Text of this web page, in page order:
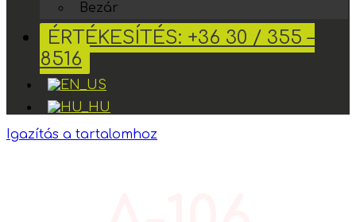
Bezár
ÉRTÉKESÍTÉS: +36 30 / 355 –
8516
Igazítás a tartalomhoz